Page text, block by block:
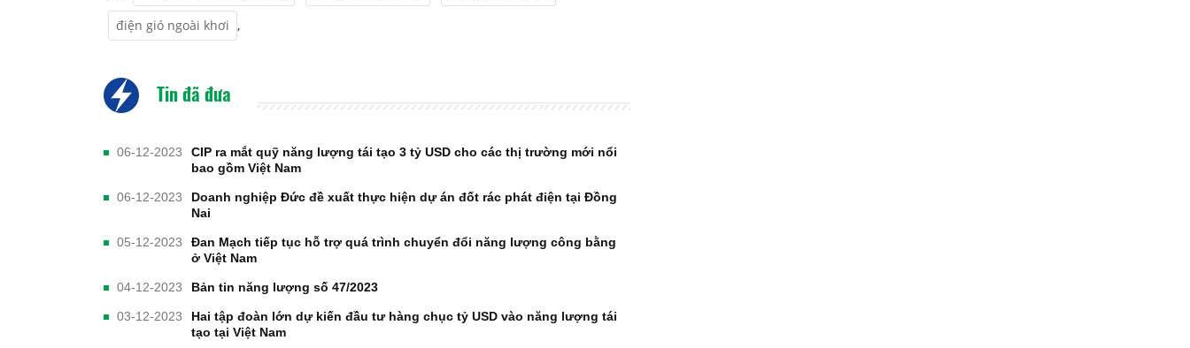
điện gió ngoài khơi ,
Tin đã đưa
06-12-2023
CIP ra mắt quỹ năng lượng tái tạo 3 tỷ USD cho các thị trường mới nổi
bao gồm Việt Nam
06-12-2023
Doanh nghiệp Đức đề xuất thực hiện dự án đốt rác phát điện tại Đồng
Nai
05-12-2023
Đan Mạch tiếp tục hỗ trợ quá trình chuyển đổi năng lượng công bằng
ở Việt Nam
04-12-2023 Bản tin năng lượng số 47/2023
03-12-2023
Hai tập đoàn lớn dự kiến đầu tư hàng chục tỷ USD vào năng lượng tái
tạo tại Việt Nam